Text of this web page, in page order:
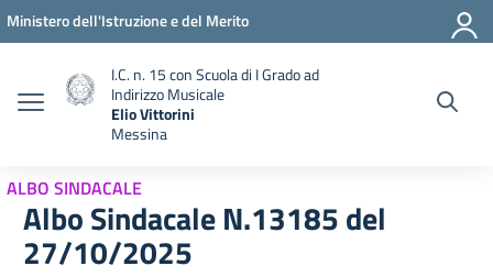
Ministero dell'Istruzione e del Merito
I.C. n. 15 con Scuola di I Grado ad
Indirizzo Musicale
Elio Vittorini
Messina
ALBO SINDACALE
Albo Sindacale N.13185 del
27/10/2025